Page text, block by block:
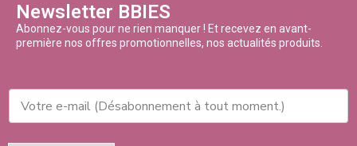
Newsletter BBIES
Abonnez-vous pour ne rien manquer ! Et recevez en avant-
première nos offres promotionnelles, nos actualités produits.